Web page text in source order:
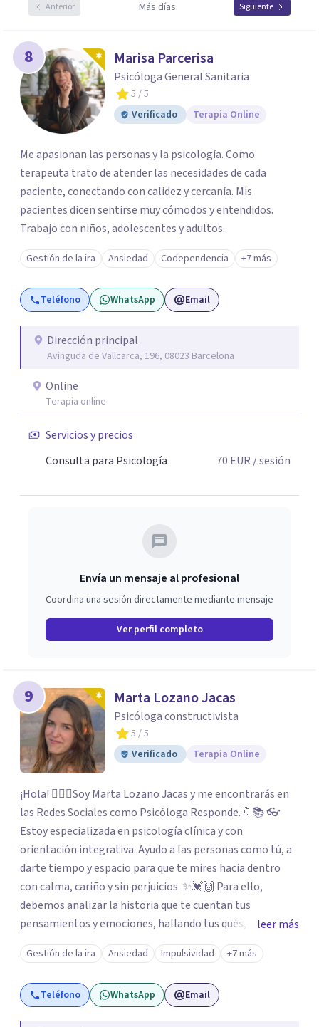
Anterior Más días Siguiente
8 Marisa Parcerisa
Psicóloga General Sanitaria
5 / 5
Verificado
Terapia Online
Me apasionan las personas y la psicología. Como
terapeuta trato de atender las necesidades de cada
paciente, conectando con calidez y cercanía. Mis
pacientes dicen sentirse muy cómodos y entendidos.
Trabajo con niños, adolescentes y adultos.
Gestión de la ira Ansiedad Codependencia +7 más
Teléfono WhatsApp Email
Dirección principal
Avinguda de Vallcarca, 196, 08023 Barcelona
Online
Terapia online
Servicios y precios
Consulta para Psicología
70 EUR / sesión
Envía un mensaje al profesional
Coordina una sesión directamente mediante mensaje
Ver perfil completo
9 Marta Lozano Jacas
Psicóloga constructivista
5 / 5
Verificado
Terapia Online
¡Hola! 🙋🏼‍♀️Soy Marta Lozano Jacas y me encontrarás en
las Redes Sociales como Psicóloga Responde.🔖📚 👓
Estoy especializada en psicología clínica y con
orientación integrativa. Ayudo a las personas como tú, a
darte tiempo y espacio para que te mires hacia dentro
con calma, cariño y sin perjuicios. ✨💓🙌 Para ello,
debemos analizar la historia que te cuentan tus
pensamientos y emociones, hallando tus qués, tus
cómos, tus porqués, tus cuándos y tus dóndes a lo largo
de tu vida. Así, podrás desenredar el lío que es vivir, podrás
aceptar quien eres: un ser humano que siente, que piensa
y que hace; un ser que se contradice, que tiene dudas y que
leer más
Gestión de la ira Ansiedad Impulsividad +7 más
Teléfono WhatsApp Email